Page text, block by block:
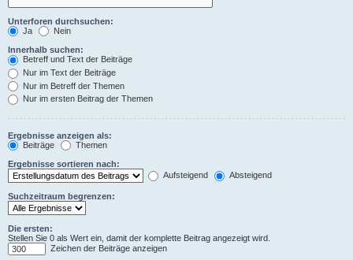
Unterforen durchsuchen:
Ja
Nein
Innerhalb suchen:
Betreff und Text der Beiträge
Nur im Text der Beiträge
Nur im Betreff der Themen
Nur im ersten Beitrag der Themen
Ergebnisse anzeigen als:
Beiträge
Themen
Ergebnisse sortieren nach:
Aufsteigend
Absteigend
Suchzeitraum begrenzen:
Die ersten:
Stellen Sie 0 als Wert ein, damit der komplette Beitrag angezeigt wird.
Zeichen der Beiträge anzeigen